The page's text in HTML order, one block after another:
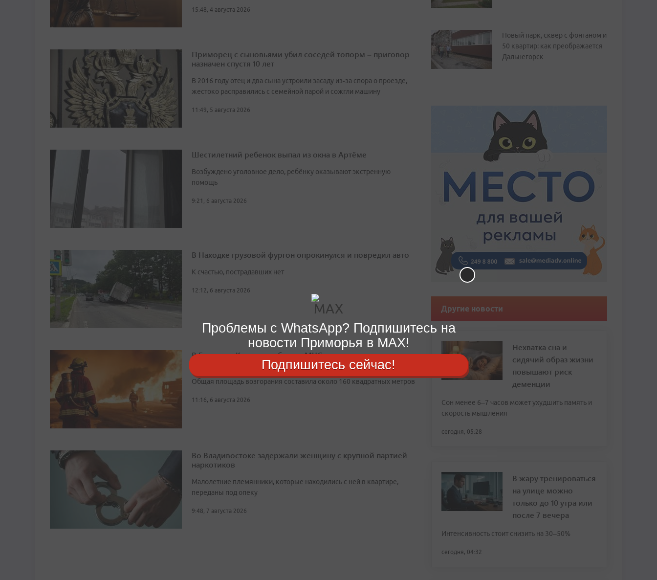
15:48, 4 августа 2026
Приморец с сыновьями убил соседей топорм – приговор
назначен спустя 10 лет
В 2016 году отец и два сына устроили засаду из‑за спора о проезде,
жестоко расправились с семейной парой и сожгли машину
11:49, 5 августа 2026
Шестилетний ребенок выпал из окна в Артёме
Возбуждено уголовное дело, ребёнку оказывают экстренную
помощь
9:21, 6 августа 2026
В Находке грузовой фургон опрокинулся и повредил авто
К счастью, пострадавших нет
12:12, 6 августа 2026
В Большом Камне огнеборцы МЧС потушили пожар в
заброшенном здании
Общая площадь возгорания составила около 160 квадратных метров
11:16, 6 августа 2026
Во Владивостоке задержали женщину с крупной партией
наркотиков
Малолетние племянники, которые находились с ней в квартире,
переданы под опеку
9:48, 7 августа 2026
Новый парк, сквер с фонтаном и
50 квартир: как преображается
Дальнегорск
Другие новости
Нехватка сна и
сидячий образ жизни
повышают риск
деменции
Сон менее 6–7 часов может ухудшить память и
скорость мышления
сегодня, 05:28
В жару тренироваться
на улице можно
только до 10 утра или
после 7 вечера
Интенсивность стоит снизить на 30–50%
сегодня, 04:32
Проблемы с WhatsApp? Подпишитесь на
новости Приморья в MAX!
Подпишитесь сейчас!